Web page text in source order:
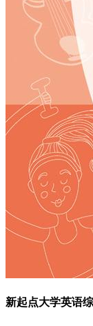
新起点大学英语